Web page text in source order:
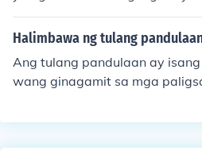
aysay,at paggamit sa
Halimbawa ng tulang
Ang tulang pandulaan ay
wang ginagamit sa mga
tugma, at karaniwang